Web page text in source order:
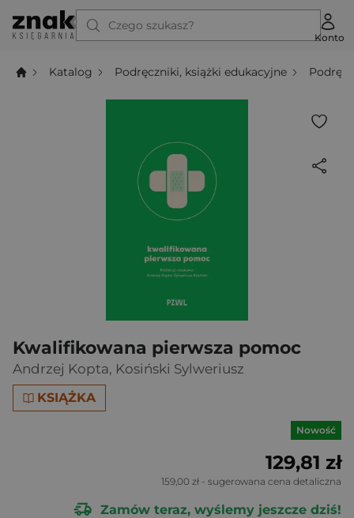
Czego szukasz?
Konto
Katalog Podręczniki, książki edukacyjne
Kwalifikowana pierwsza pomoc
Andrzej Kopta, Kosiński Sylweriusz
KSIĄŻKA
Nowość
129,81 zł
159,00 zł - sugerowana cena detaliczna
Zamów teraz, wyślemy jeszcze dziś!